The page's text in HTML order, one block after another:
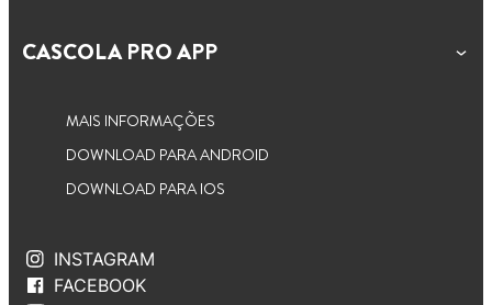
CASCOLA PRO APP
MAIS INFORMAÇÕES
DOWNLOAD PARA ANDROID
DOWNLOAD PARA IOS
INSTAGRAM
FACEBOOK